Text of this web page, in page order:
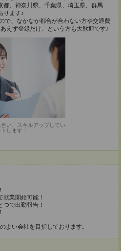
都、神奈川県、千葉県、埼玉県、群馬
ります♪
で、なかなか都合が合わない方や交通費
えず登録だけ、という方も大歓迎です♪
い、スキルアップしてい
します！
業開始可能！
で出勤報告！
よい会社を目指しております。